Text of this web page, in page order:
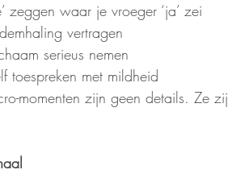
zeggen waar je vroeger ‘ja’ zei
vertragen
serieus nemen
toespreken met mildheid
momenten zijn geen details. Ze